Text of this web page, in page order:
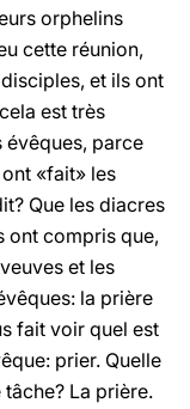
orphelins
cette réunion,
et ils ont
est très
évêques, parce
«fait» les
Que les diacres
ont compris que,
et les
la prière
fait voir quel est
prier. Quelle
tâche? La prière.